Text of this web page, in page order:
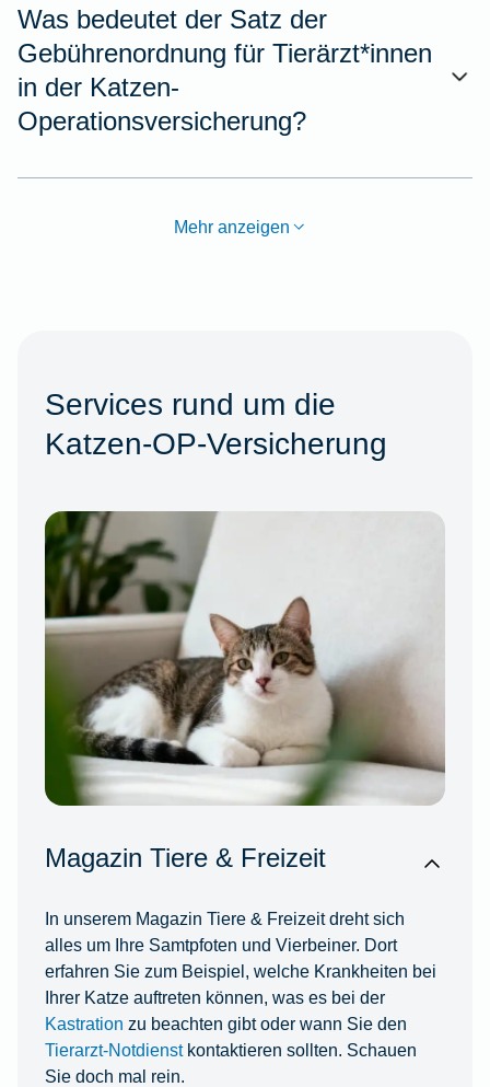
Was bedeutet der Satz der
Gebührenordnung für Tierärzt*innen
in der Katzen-
Operationsversicherung?
Mehr anzeigen
Services rund um die
Katzen-OP-Versicherung
Magazin Tiere & Freizeit
In unserem Magazin Tiere & Freizeit dreht sich
alles um Ihre Samtpfoten und Vierbeiner. Dort
erfahren Sie zum Beispiel, welche Krankheiten bei
Ihrer Katze auftreten können, was es bei der
Kastration zu beachten gibt oder wann Sie den
Tierarzt-Notdienstkontaktieren sollten. Schauen
Sie doch mal rein.